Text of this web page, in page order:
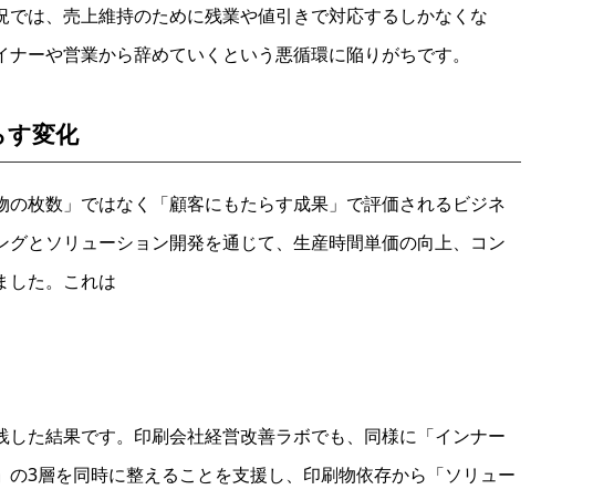
は、売上維持のために残業や値引きで対応するしかなくな
ーや営業から辞めていくという悪循環に陥りがちです。
す変化
枚数」ではなく「顧客にもたらす成果」で評価されるビジネ
とソリューション開発を通じて、生産時間単価の向上、コン
した。これは
た結果です。印刷会社経営改善ラボでも、同様に「インナー
の3層を同時に整えることを支援し、印刷物依存から「ソリュー